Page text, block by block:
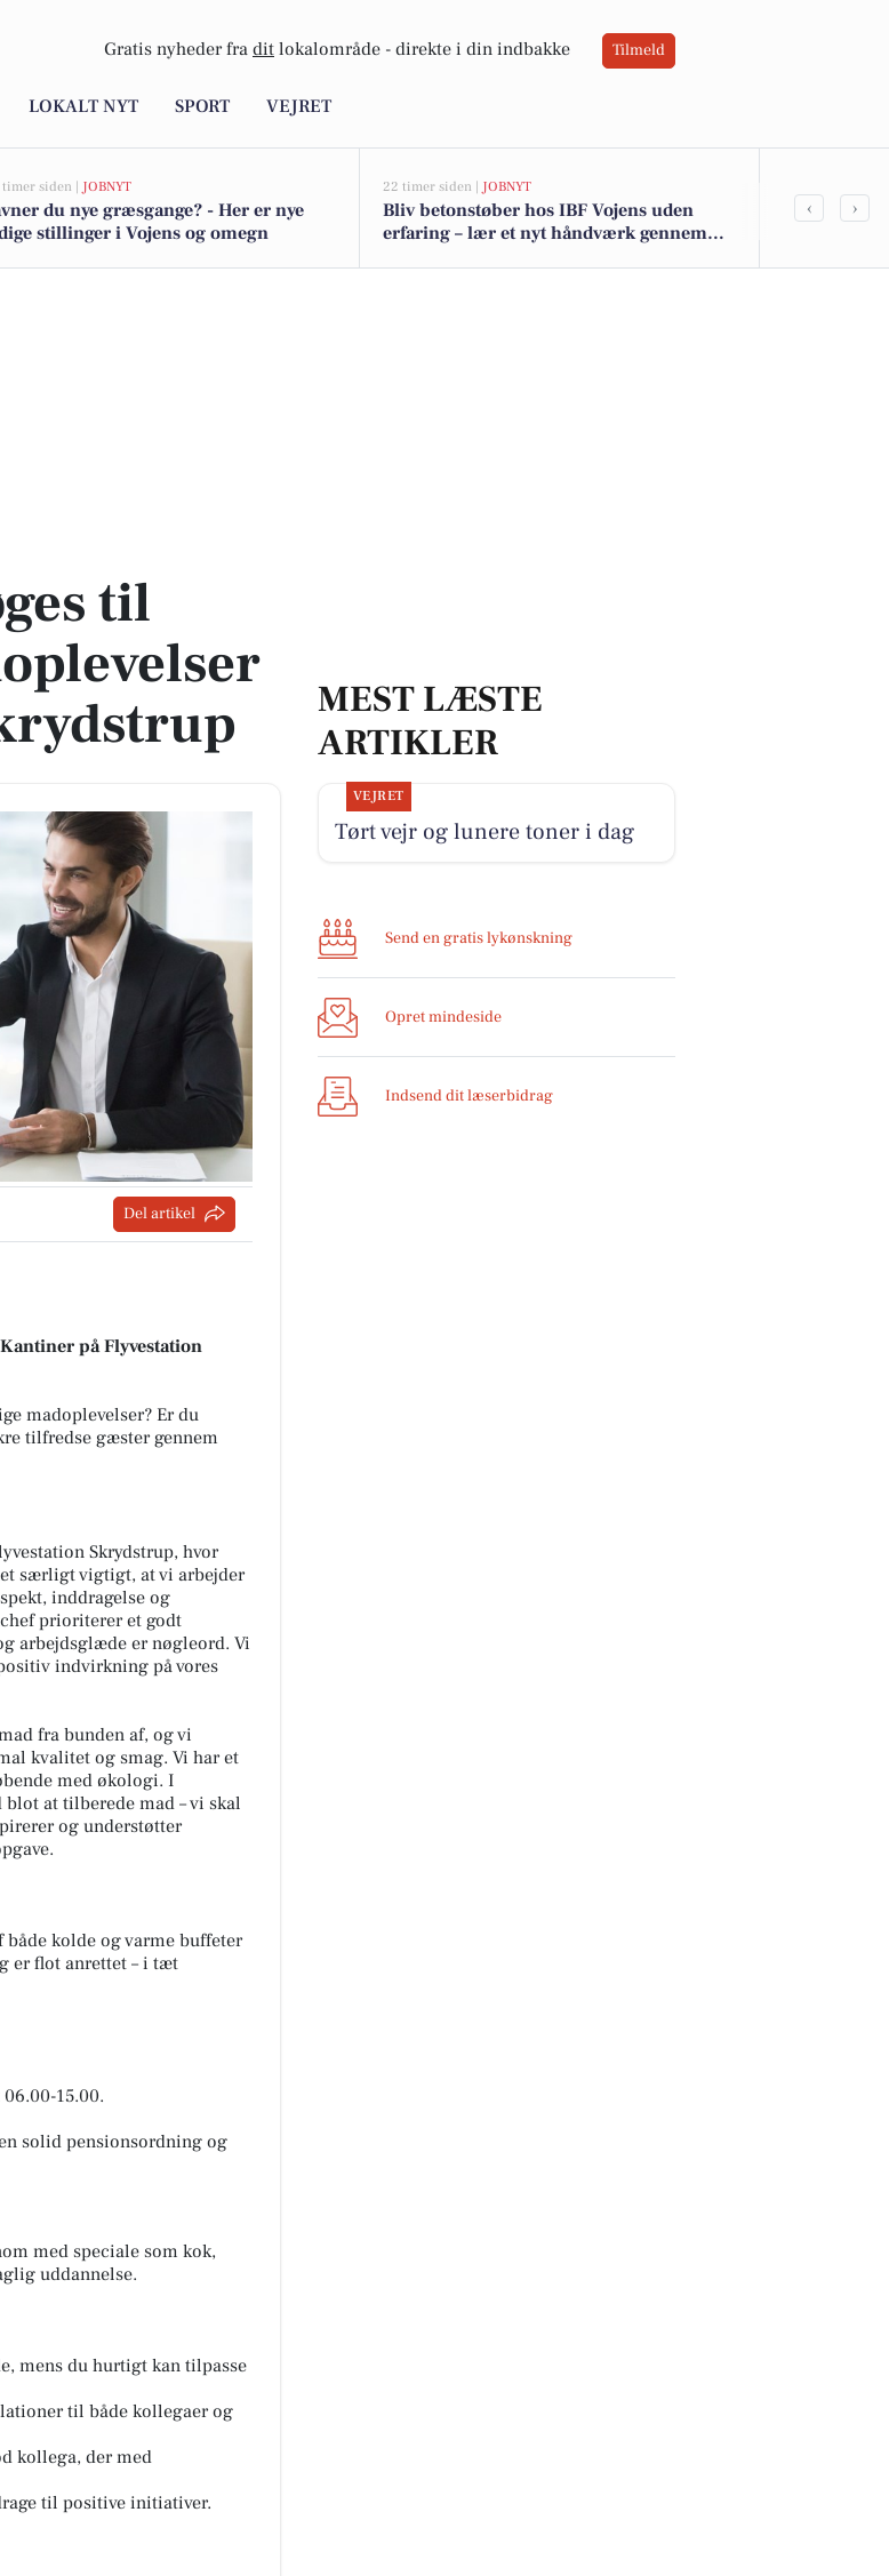
Gratis nyheder fra dit lokalområde - direkte i din indbakke Tilmeld
LOKALT NYT SPORT VEJRET
siden | JOBNYT
du nye græsgange? - Her er nye
stillinger i Vojens og omegn
22 timer siden | JOBNYT
Bliv betonstøber hos IBF Vojens uden
erfaring – lær et nyt håndværk gennem
Kærager
‹ ›
Skrydstrup
til
Del artikel
på Flyvestation
madoplevelser? Er du
tilfredse gæster gennem
Skrydstrup, hvor
særligt vigtigt, at vi arbejder
inddragelse og
prioriterer et godt
arbejdsglæde er nøgleord. Vi
indvirkning på vores
fra bunden af, og vi
kvalitet og smag. Vi har et
med økologi. I
blot at tilberede mad – vi skal
og understøtter
kolde og varme buffeter
er flot anrettet – i tæt
15.00.
solid pensionsordning og
med speciale som kok,
uddannelse.
mens du hurtigt kan tilpasse
til både kollegaer og
kollega, der med
til positive initiativer.
MEST LÆSTE
ARTIKLER
VEJRET
Tørt vejr og lunere toner i dag
Send en gratis lykønskning
Opret mindeside
Indsend dit læserbidrag